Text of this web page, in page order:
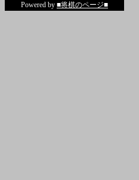
Powered by ■将棋のページ■